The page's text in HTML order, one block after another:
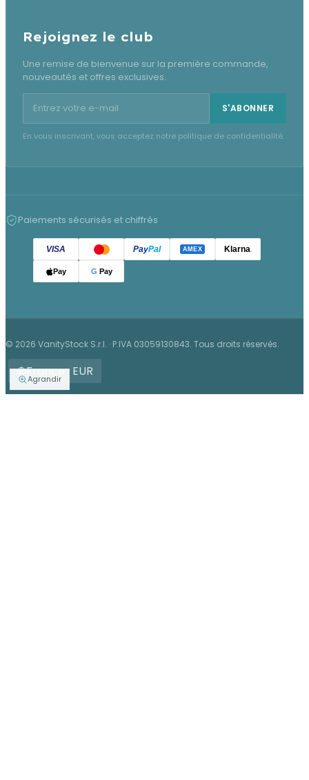
Agrandir
Rejoignez le club
Une remise de bienvenue sur la première commande,
nouveautés et offres exclusives.
Adresse e-mail pour la newsletter S'ABONNER
En vous inscrivant, vous acceptez notre politique de confidentialité.
Paiements sécurisés et chiffrés
VISA PayPal AMEX Klarna.
Pay G Pay
© 2026 VanityStock S.r.l. · P.IVA 03059130843. Tous droits réservés.
France · EUR